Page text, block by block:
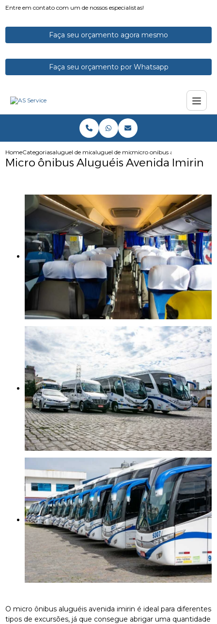
Entre em contato com um de nossos especialistas!
Faça seu orçamento agora mesmo
Faça seu orçamento por Whatsapp
HomeCategoriasaluguel de micro onibusaluguel de microonibusmicro onibus alugueis
Micro ônibus Aluguéis Avenida Imirin
O micro ônibus aluguéis avenida imirin é ideal para diferentes
tipos de excursões, já que consegue abrigar uma quantidade